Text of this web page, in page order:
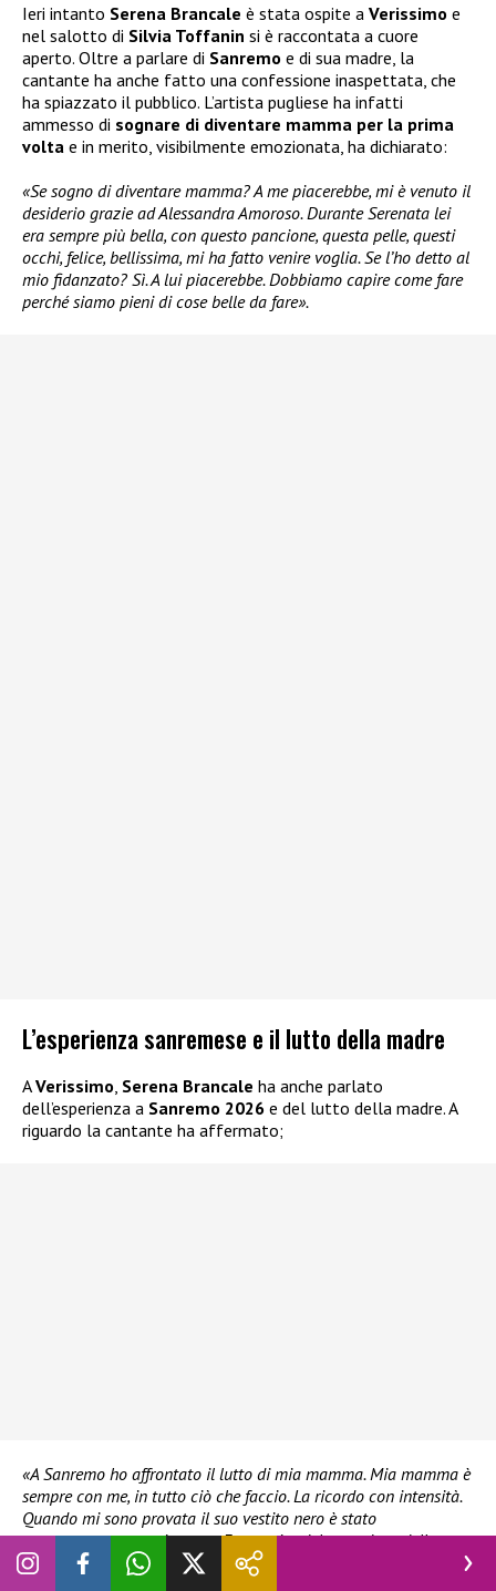
Ieri intanto Serena Brancale è stata ospite a Verissimo e
nel salotto di Silvia Toffanin si è raccontata a cuore
aperto. Oltre a parlare di Sanremo e di sua madre, la
cantante ha anche fatto una confessione inaspettata, che
ha spiazzato il pubblico. L’artista pugliese ha infatti
ammesso di sognare di diventare mamma per la prima
volta e in merito, visibilmente emozionata, ha dichiarato:
«Se sogno di diventare mamma? A me piacerebbe, mi è venuto il
desiderio grazie ad Alessandra Amoroso. Durante Serenata lei
era sempre più bella, con questo pancione, questa pelle, questi
occhi, felice, bellissima, mi ha fatto venire voglia. Se l’ho detto al
mio fidanzato? Sì. A lui piacerebbe. Dobbiamo capire come fare
perché siamo pieni di cose belle da fare».
L’esperienza sanremese e il lutto della madre
AVerissimo, Serena Brancale ha anche parlato
dell’esperienza a Sanremo 2026 e del lutto della madre. A
riguardo la cantante ha affermato;
«A Sanremo ho affrontato il lutto di mia mamma. Mia mamma è
sempre con me, in tutto ciò che faccio. La ricordo con intensità.
Quando mi sono provata il suo vestito nero è stato
estremamente emozionante. Ero vestita del suo odore, della sua
essenza. Mia madre era una cantante, un’artista e voleva il